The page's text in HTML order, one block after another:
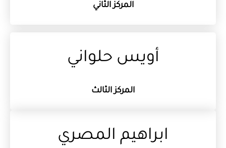
المركز الثاني
أويس حلواني
المركز الثالث
ابراهيم المصري